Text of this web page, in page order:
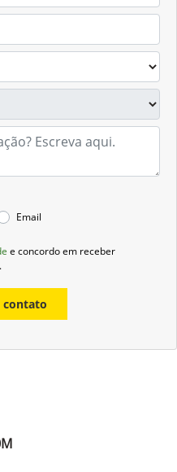
Email
e concordo em receber
contato